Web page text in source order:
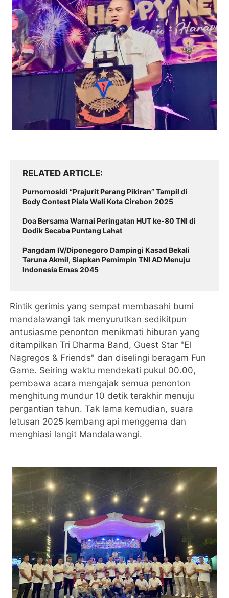
RELATED ARTICLE
Purnomosidi “Prajurit Perang Pikiran” Tampil di
Body Contest Piala Wali Kota Cirebon 2025
Doa Bersama Warnai Peringatan HUT ke-80 TNI di
Dodik Secaba Puntang Lahat
Pangdam IV/Diponegoro Dampingi Kasad Bekali
Taruna Akmil, Siapkan Pemimpin TNI AD Menuju
Indonesia Emas 2045
Rintik gerimis yang sempat membasahi bumi
mandalawangi tak menyurutkan sedikitpun
antusiasme penonton menikmati hiburan yang
ditampilkan Tri Dharma Band, Guest Star "El
Nagregos & Friends" dan diselingi beragam Fun
Game. Seiring waktu mendekati pukul 00.00,
pembawa acara mengajak semua penonton
menghitung mundur 10 detik terakhir menuju
pergantian tahun. Tak lama kemudian, suara
letusan 2025 kembang api menggema dan
menghiasi langit Mandalawangi.